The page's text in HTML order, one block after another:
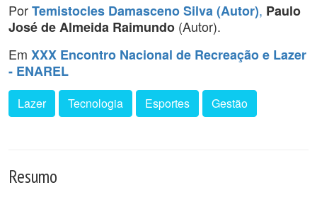
PorTemistocles Damasceno Silva (Autor), Paulo
José de Almeida Raimundo (Autor).
Em XXX Encontro Nacional de Recreação e Lazer
- ENAREL
Lazer Tecnologia Esportes Gestão
Resumo